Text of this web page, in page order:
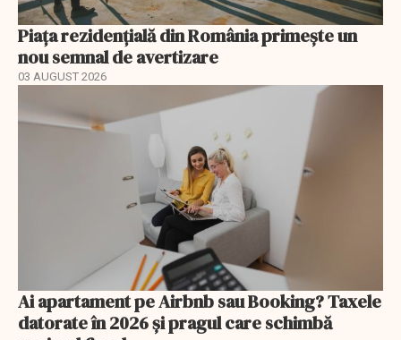
Piața rezidențială din România primește un
nou semnal de avertizare
03 AUGUST 2026
Ai apartament pe Airbnb sau Booking? Taxele
datorate în 2026 și pragul care schimbă